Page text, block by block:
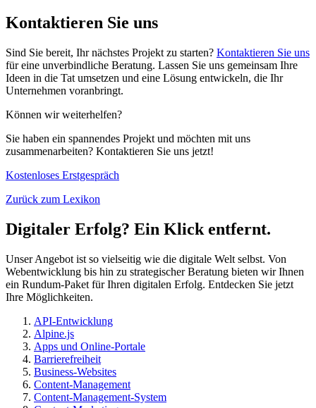
Kontaktieren Sie uns
Sind Sie bereit, Ihr nächstes Projekt zu starten? Kontaktieren Sie uns
für eine unverbindliche Beratung. Lassen Sie uns gemeinsam Ihre
Ideen in die Tat umsetzen und eine Lösung entwickeln, die Ihr
Unternehmen voranbringt.
Können wir weiterhelfen?
Sie haben ein spannendes Projekt und möchten mit uns
zusammenarbeiten? Kontaktieren Sie uns jetzt!
Kostenloses Erstgespräch
Zurück zum Lexikon
Digitaler Erfolg? Ein Klick entfernt.
Unser Angebot ist so vielseitig wie die digitale Welt selbst. Von
Webentwicklung bis hin zu strategischer Beratung bieten wir Ihnen
ein Rundum-Paket für Ihren digitalen Erfolg. Entdecken Sie jetzt
Ihre Möglichkeiten.
API-Entwicklung
Alpine.js
Apps und Online-Portale
Barrierefreiheit
Business-Websites
Content-Management
Content-Management-System